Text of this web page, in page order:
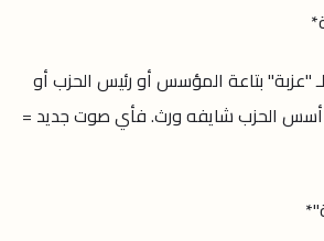
"عزبة" بتاعة المؤسس أو رئيس الحزب أو
أسس الحزب شايفه ورث. فأي صوت جديد =